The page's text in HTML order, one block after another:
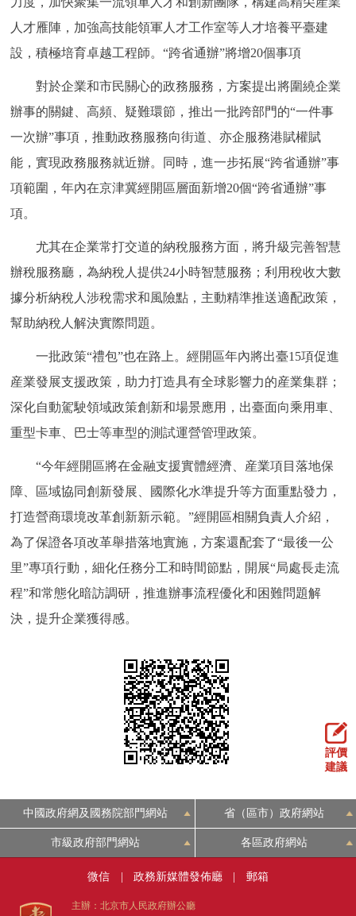
人才雁陣，加強高技能領軍人才工作室等人才培養平臺建
設，積極培育卓越工程師。“跨省通辦”將增20個事項
對於企業和市民關心的政務服務，方案提出將圍繞企業
辦事的關鍵、高頻、疑難環節，推出一批跨部門的“一件事
一次辦”事項，推動政務服務向街道、亦企服務港賦權賦
能，實現政務服務就近辦。同時，進一步拓展“跨省通辦”事
項範圍，年內在京津冀經開區層面新增20個“跨省通辦”事
項。
尤其在企業常打交道的納稅服務方面，將升級完善智慧
辦稅服務廳，為納稅人提供24小時智慧服務；利用稅收大數
據分析納稅人涉稅需求和風險點，主動精準推送適配政策，
幫助納稅人解決實際問題。
一批政策“禮包”也在路上。經開區年內將出臺15項促進
産業發展支援政策，助力打造具有全球影響力的産業集群；
深化自動駕駛領域政策創新和場景應用，出臺面向乘用車、
重型卡車、巴士等車型的測試運營管理政策。
“今年經開區將在金融支援實體經濟、産業項目落地保
障、區域協同創新發展、國際化水準提升等方面重點發力，
打造營商環境改革創新新示範。”經開區相關負責人介紹，
為了保證各項改革舉措落地實施，方案還配套了“最後一公
里”專項行動，細化任務分工和時間節點，開展“局處長走流
程”和常態化暗訪調研，推進辦事流程優化和困難問題解
決，提升企業獲得感。
評價
建議
中國政府網及國務院部門網站 省（區市）政府網站
市級政府部門網站 各區政府網站
微信 政務新媒體發佈廳 郵箱
主辦：北京市人民政府辦公廳